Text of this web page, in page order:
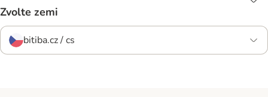
Zvolte zemi
bitiba.cz / cs